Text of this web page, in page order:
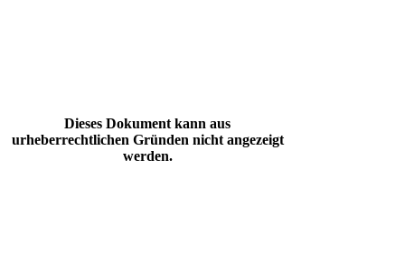
Dieses Dokument kann aus
urheberrechtlichen Gründen nicht angezeigt
werden.